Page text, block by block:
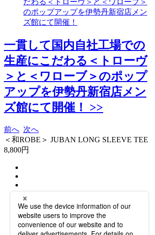
のポップアップを伊勢丹新宿店メン
ズ館にて開催！
一貫して国内自社工場での
生産にこだわる＜トローヴ
＞と＜ワローブ＞のポップ
アップを伊勢丹新宿店メン
ズ館にて開催！ >>
前へ 次へ
＜和ROBE＞ JUBAN LONG SLEEVE TEE
8,800円